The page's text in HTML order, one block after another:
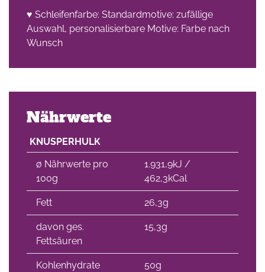
♥ Schleifenfarbe: Standardmotive: zufällige
Auswahl, personalisierbare Motive: Farbe nach
Wunsch
Nährwerte
KNUSPERHULK
∅ Nährwerte pro
100g
1.931,9kJ /
462,3kCal
Fett 26,3g
davon ges.
Fettsäuren
15,3g
Kohlenhydrate 50g